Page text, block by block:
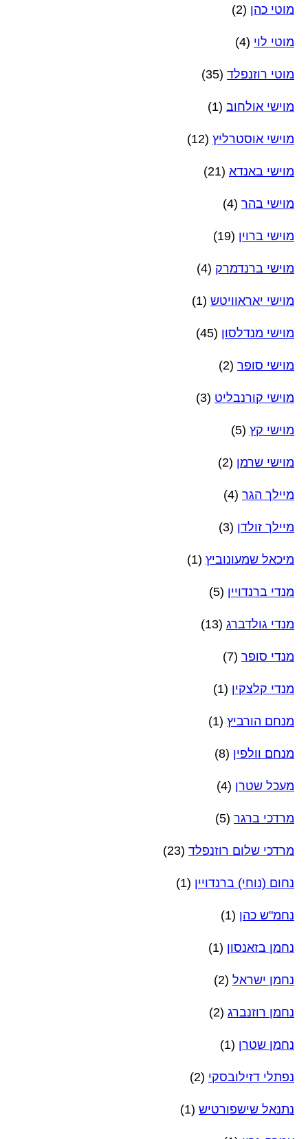
מוטי כהן (2)
מוטי לוי (4)
מוטי רוזנפלד (35)
מוישי אולחוב (1)
מוישי אוסטרליץ (12)
מוישי באנדא (21)
מוישי בהר (4)
מוישי ברוין (19)
מוישי ברנדמרק (4)
מוישי יאראוויטש (1)
מוישי מנדלסון (45)
מוישי סופר (2)
מוישי קורנבליט (3)
מוישי קץ (5)
מוישי שרמן (2)
מיילך הגר (4)
מיילך זולדן (3)
מיכאל שמעונוביץ (1)
מנדי ברנדויין (5)
מנדי גולדברג (13)
מנדי סופר (7)
מנדי קלצקין (1)
מנחם הורביץ (1)
מנחם וולפין (8)
מעכל שטרן (4)
מרדכי ברגר (5)
מרדכי שלום רוזנפלד (23)
נחום (נוחי) ברנדויין (1)
נחמ"ש כהן (1)
נחמן בזאנסון (1)
נחמן ישראל (2)
נחמן רוזנברג (2)
נחמן שטרן (1)
נפתלי דזילובסקי (2)
נתנאל שישפורטיש (1)